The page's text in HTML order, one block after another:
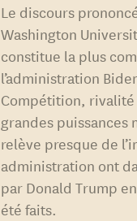
Le discours
Washington
constitue la plus
l’administration
Compétition,
grandes puissances
relève presque de
administration ont
par Donald Trump
été faits.